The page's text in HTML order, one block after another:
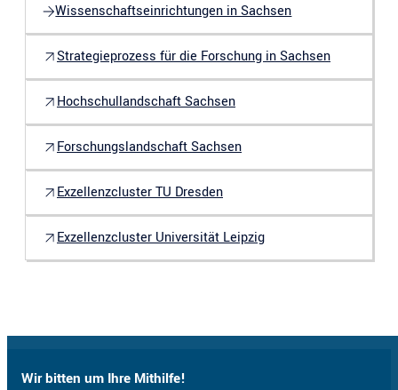
Wir bitten um Ihre Mithilfe!
Wissenschaftseinrichtungen in Sachsen
Strategieprozess für die Forschung in Sachsen
Hochschullandschaft Sachsen
Forschungslandschaft Sachsen
Exzellenzcluster TU Dresden
Exzellenzcluster Universität Leipzig